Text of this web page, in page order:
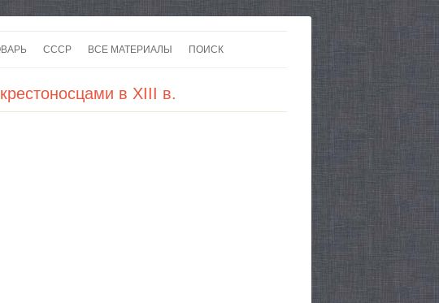
СССР ВСЕ МАТЕРИАЛЫ ПОИСК
в XIII в.